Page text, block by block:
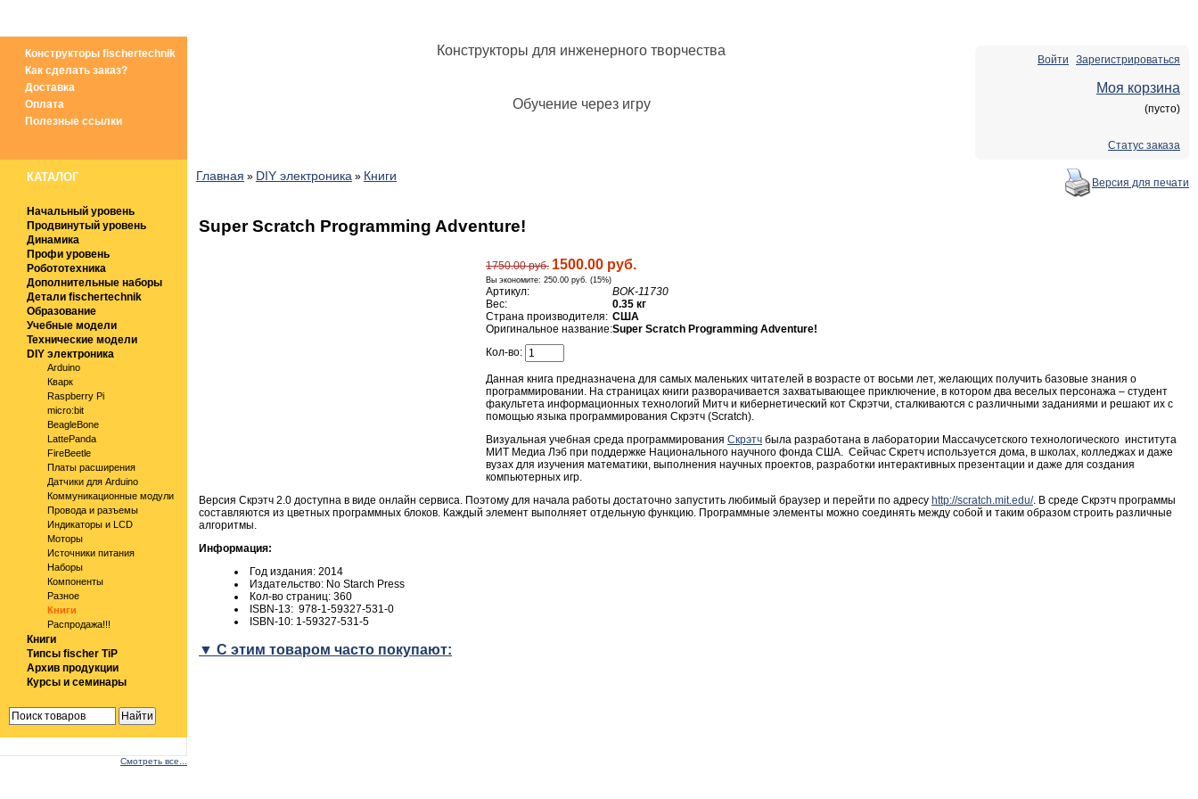
Конструкторы fischertechnik
Как сделать заказ?
Доставка
Оплата
Полезные ссылки
Конструкторы для инженерного творчества
Обучение через игру
Войти Зарегистрироваться
Моя корзина
(пусто)
Статус заказа
КАТАЛОГ
Начальный уровень
Продвинутый уровень
Динамика
Профи уровень
Робототехника
Дополнительные наборы
Детали fischertechnik
Образование
Учебные модели
Технические модели
DIY электроника
Arduino
Кварк
Raspberry Pi
micro:bit
BeagleBone
LattePanda
FireBeetle
Платы расширения
Датчики для Arduino
Коммуникационные модули
Провода и разъемы
Индикаторы и LCD
Моторы
Источники питания
Наборы
Компоненты
Разное
Книги
Распродажа!!!
Книги
Типсы fischer TiP
Архив продукции
Курсы и семинары
Смотреть все...
Главная » DIY электроника » Книги Версия для печати
Super Scratch Programming Adventure!
1750.00 руб. 1500.00 руб.
Вы экономите: 250.00 руб. (15%)
Артикул:
BOK-11730
Вес:
0.35 кг
Страна производителя: США
Оригинальное название:Super Scratch Programming Adventure!
Кол-во:
Данная книга предназначена для самых маленьких читателей в возрасте от восьми лет, желающих получить базовые знания о
программировании. На страницах книги разворачивается захватывающее приключение, в котором два веселых персонажа – студент
факультета информационных технологий Митч и кибернетический кот Скрэтчи, сталкиваются с различными заданиями и решают их с
помощью языка программирования Скрэтч (Scratch).
Визуальная учебная среда программирования Скрэтч была разработана в лаборатории Массачусетского технологического института
МИТ Медиа Лэб при поддержке Национального научного фонда США. Сейчас Скретч используется дома, в школах, колледжах и даже
вузах для изучения математики, выполнения научных проектов, разработки интерактивных презентации и даже для создания
компьютерных игр.
Версия Скрэтч 2.0 доступна в виде онлайн сервиса. Поэтому для начала работы достаточно запустить любимый браузер и перейти по адресу http://scratch.mit.edu/. В среде Скрэтч программы
составляются из цветных программных блоков. Каждый элемент выполняет отдельную функцию. Программные элементы можно соединять между собой и таким образом строить различные
алгоритмы.
Информация:
Год издания: 2014
Издательство: No Starch Press
Кол-во страниц: 360
ISBN-13: 978-1-59327-531-0
ISBN-10: 1-59327-531-5
▼ С этим товаром часто покупают: